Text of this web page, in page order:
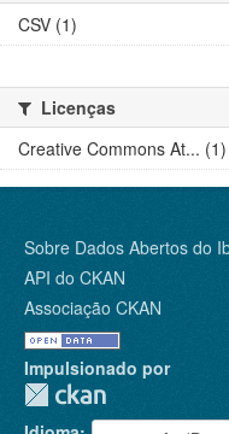
CSV (1)
Licenças
Creative Commons At... (1)
Sobre Dados Abertos do
API do CKAN
Associação CKAN
Impulsionado por